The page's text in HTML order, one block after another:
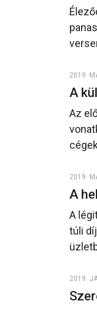
2019.
A
Az
2019.
A
A
túli
2019.